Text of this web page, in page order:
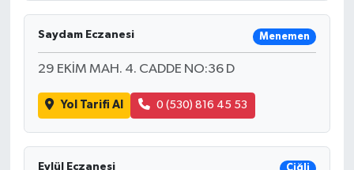
Saydam Eczanesi Menemen
29 EKİM MAH. 4. CADDE NO:36 D
Yol Tarifi Al 0 (530) 816 45 53
Eylül Eczanesi